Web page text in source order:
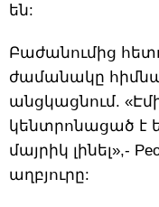
են:
Բաժանումից
ժամանակը
անցկացնում.
կենտրոնացած է
մայրիկ լինել»,-
աղբյուրը: